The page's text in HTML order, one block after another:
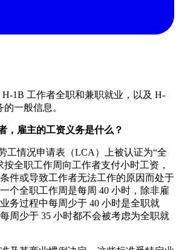
1B 工作者全职和兼职就业，以及 H-
一般信息。
，雇主的工资义务是什么？
工情况申请表（LCA）上被认证为“全
全职工作周向工作者支付小时工资，
件或导致工作者无法工作的原因而处于
个全职工作周是每周 40 小时，除非雇
务过程中每周少于 40 小时是全职就
周少于 35 小时都不会被考虑为全职就